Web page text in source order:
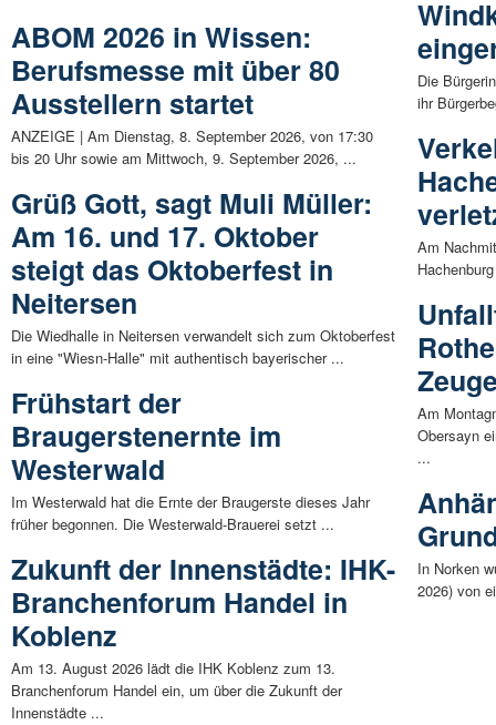
ABOM 2026 in Wissen:
Berufsmesse mit über 80
Ausstellern startet
ANZEIGE | Am Dienstag, 8. September 2026, von 17:30
bis 20 Uhr sowie am Mittwoch, 9. September 2026, ...
Grüß Gott, sagt Muli Müller:
Am 16. und 17. Oktober
steigt das Oktoberfest in
Neitersen
Die Wiedhalle in Neitersen verwandelt sich zum Oktoberfest
in eine "Wiesn-Halle" mit authentisch bayerischer ...
Frühstart der
Braugerstenernte im
Westerwald
Im Westerwald hat die Ernte der Braugerste dieses Jahr
früher begonnen. Die Westerwald-Brauerei setzt ...
Zukunft der Innenstädte: IHK-
Branchenforum Handel in
Koblenz
Am 13. August 2026 lädt die IHK Koblenz zum 13.
Branchenforum Handel ein, um über die Zukunft der
Innenstädte ...
Die
ihr
Am
Am
Obersayn
...
In Norken
2026) von